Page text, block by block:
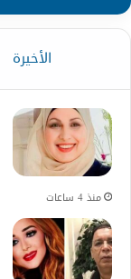
الأخيرة
منذ 4 ساعات